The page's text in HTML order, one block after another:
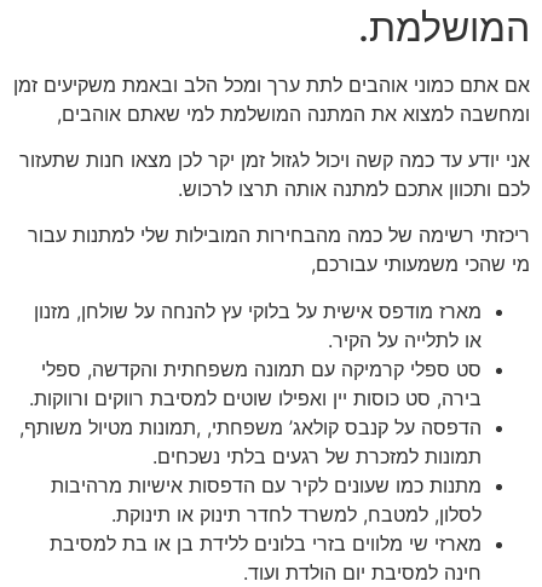
המושלמת.
אם אתם כמוני אוהבים לתת ערך ומכל הלב ובאמת משקיעים זמן
ומחשבה למצוא את המתנה המושלמת למי שאתם אוהבים,
אני יודע עד כמה קשה ויכול לגזול זמן יקר לכן מצאו חנות שתעזור
לכם ותכוון אתכם למתנה אותה תרצו לרכוש.
ריכזתי רשימה של כמה מהבחירות המובילות שלי למתנות עבור
מי שהכי משמעותי עבורכם,
מארז מודפס אישית על בלוקי עץ להנחה על שולחן, מזנון
או לתלייה על הקיר.
סט ספלי קרמיקה עם תמונה משפחתית והקדשה, ספלי
בירה, סט כוסות יין ואפילו שוטים למסיבת רווקים ורווקות.
הדפסה על קנבס קולאג’ משפחתי, ,תמונות מטיול משותף,
תמונות למזכרת של רגעים בלתי נשכחים.
מתנות כמו שעונים לקיר עם הדפסות אישיות מרהיבות
לסלון, למטבח, למשרד לחדר תינוק או תינוקת.
מארזי שי מלווים בזרי בלונים ללידת בן או בת למסיבת
חינה למסיבת יום הולדת ועוד.